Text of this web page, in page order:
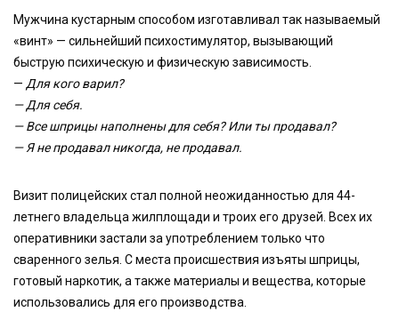
Мужчина кустарным способом изготавливал так называемый
«винт» — сильнейший психостимулятор, вызывающий
быструю психическую и физическую зависимость.
— Для кого варил?
— Для себя.
— Все шприцы наполнены для себя? Или ты продавал?
— Я не продавал никогда, не продавал.
Визит полицейских стал полной неожиданностью для 44-
летнего владельца жилплощади и троих его друзей. Всех их
оперативники застали за употреблением только что
сваренного зелья. С места происшествия изъяты шприцы,
готовый наркотик, а также материалы и вещества, которые
использовались для его производства.